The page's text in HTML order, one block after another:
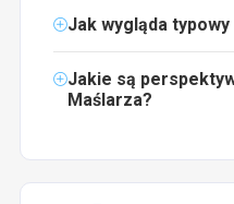
Jak wygląda
Jakie są
Maślarza?